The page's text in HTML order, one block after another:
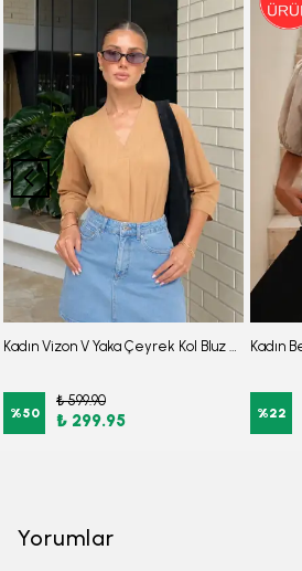
%50
₺ 599.90
₺ 299.95 %22
Yorumlar